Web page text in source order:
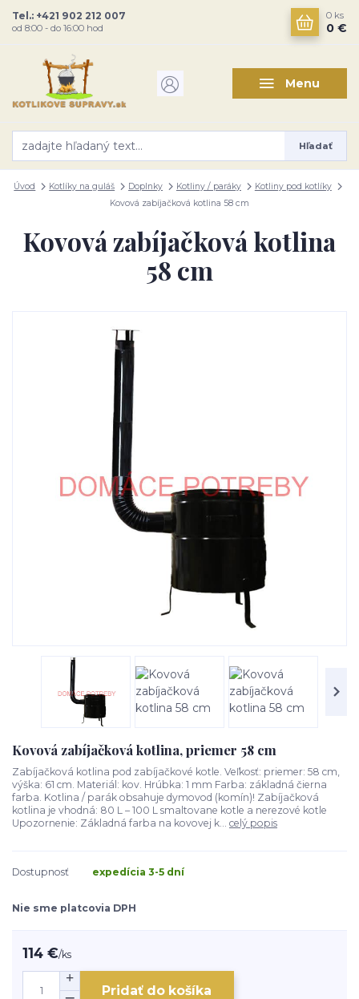
Menu
Hľadať
Tel.: +421 902 212 007
od 8:00 - do 16:00 hod
0 ks
0 €
Úvod Kotlíky na guláš Doplnky Kotliny / paráky
Kotliny pod kotlíky
Kovová zabíjačková kotlina 58 cm
Kovová zabíjačková kotlina
58 cm
Kovová zabíjačková kotlina, priemer 58 cm
Zabíjačková kotlina pod zabíjačkové kotle. Veľkosť: priemer: 58 cm,
výška: 61 cm. Materiál: kov. Hrúbka: 1 mm Farba: základná čierna
farba. Kotlina / parák obsahuje dymovod (komín)! Zabíjačková
kotlina je vhodná: 80 L – 100 L smaltovane kotle a nerezové kotle
Upozornenie: Základná farba na kovovej k... celý popis
Dostupnosť expedícia 3-5 dní
Nie sme platcovia DPH
114 €/ks
Pridať do košíka